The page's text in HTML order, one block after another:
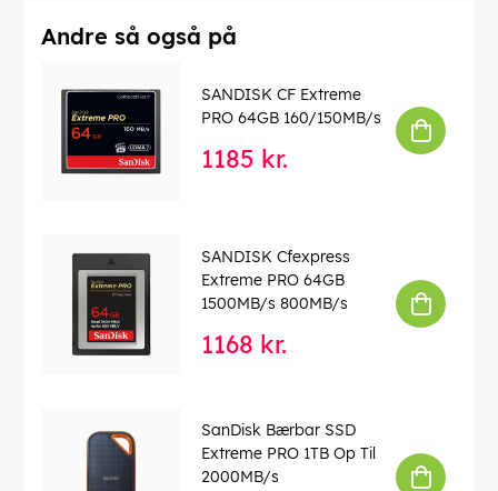
Andre så også på
SANDISK CF Extreme
PRO 64GB 160/150MB/s
1185 kr.
SANDISK Cfexpress
Extreme PRO 64GB
1500MB/s 800MB/s
1168 kr.
SanDisk Bærbar SSD
Extreme PRO 1TB Op Til
2000MB/s